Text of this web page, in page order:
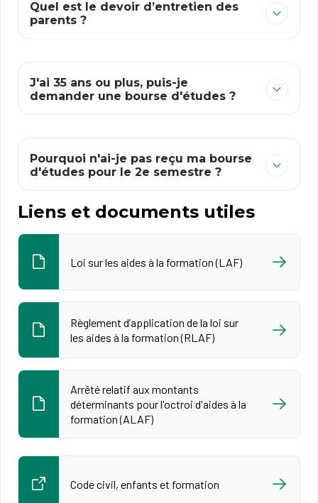
Quel est le devoir d’entretien des
parents ?
J'ai 35 ans ou plus, puis-je
demander une bourse d'études ?
Pourquoi n'ai-je pas reçu ma bourse
d'études pour le 2e semestre ?
Liens et documents utiles
Loi sur les aides à la formation (LAF)
Règlement d’application de la loi sur
les aides à la formation (RLAF)
Arrêté relatif aux montants
déterminants pour l'octroi d'aides à la
formation (ALAF)
Code civil, enfants et formation